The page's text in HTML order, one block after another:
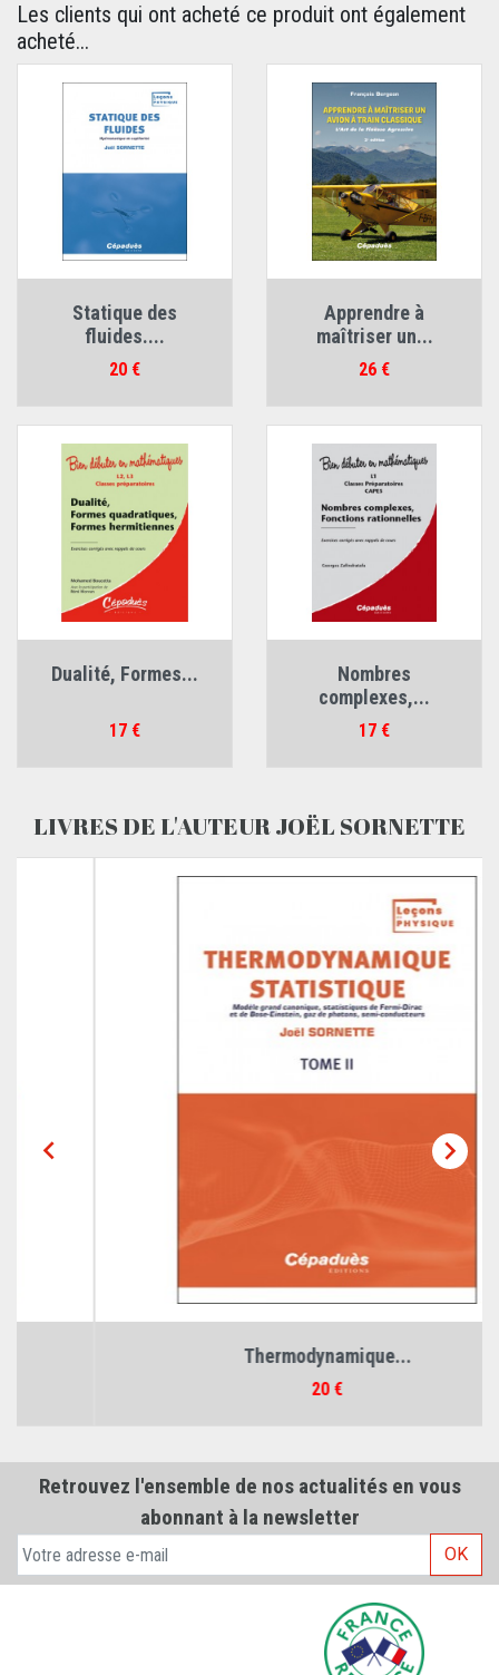
Les clients qui ont acheté ce produit ont également
acheté...
Statique des
fluides....
Prix
20 €
Apprendre à
maîtriser un...
Prix
26 €
Dualité, Formes...
Prix
17 €
Nombres
complexes,...
Prix
17 €
LIVRES DE L'AUTEUR JOËL SORNETTE

Thermodynamique...

Retrouvez l'ensemble de nos actualités en vous
abonnant à la newsletter
OK